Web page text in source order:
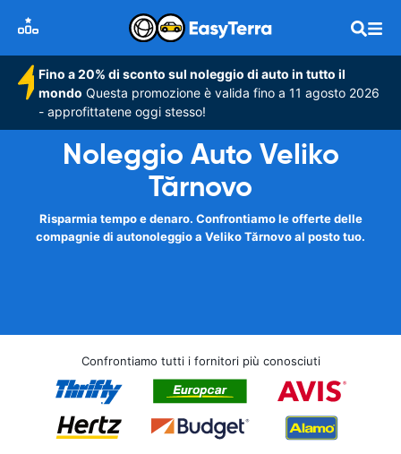
Fino a 20% di sconto sul noleggio di auto in tutto il
mondo Questa promozione è valida fino a 11 agosto 2026
- approfittatene oggi stesso!
Noleggio Auto Veliko
Tărnovo
Risparmia tempo e denaro. Confrontiamo le offerte delle
compagnie di autonoleggio a Veliko Tărnovo al posto tuo.
Confrontiamo tutti i fornitori più conosciuti